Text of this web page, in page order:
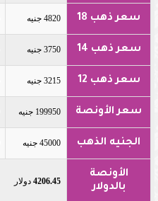
سعر ذهب 18 4820 جنيه
سعر ذهب 14 3750 جنيه
سعر ذهب 12 3215 جنيه
سعر الأونصة 199950 جنيه
الجنيه الذهب 45000 جنيه
الأونصة
بالدولار
4206.45 دولار